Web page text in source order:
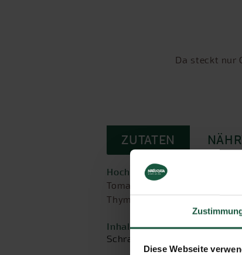
Diese Webseite
Da steckt nur
ZUTATEN
Hochwertige Zutaten:
Tomaten** 85 %, Zwiebeln**,
Thymian*), Knoblauch**
Inhalt:
Schraubglas, 330ml